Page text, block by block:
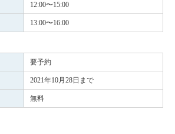
12:00〜15:00
13:00〜16:00
要予約
2021年10月28日まで
無料